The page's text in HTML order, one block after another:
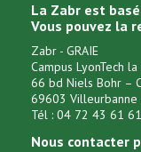
La Zabr est
Vous pouvez la
Zabr - GRAIE
Campus LyonTech la
66 bd Niels Bohr –
69603 Villeurbanne
Tél : 04 72 43 61 61
Nous contacter